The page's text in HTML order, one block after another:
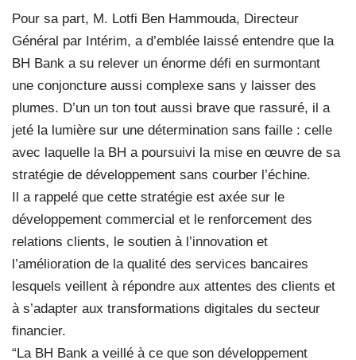
Pour sa part, M. Lotfi Ben Hammouda, Directeur
Général par Intérim, a d’emblée laissé entendre que la
BH Bank a su relever un énorme défi en surmontant
une conjoncture aussi complexe sans y laisser des
plumes. D’un un ton tout aussi brave que rassuré, il a
jeté la lumière sur une détermination sans faille : celle
avec laquelle la BH a poursuivi la mise en œuvre de sa
stratégie de développement sans courber l’échine.
Il a rappelé que cette stratégie est axée sur le
développement commercial et le renforcement des
relations clients, le soutien à l’innovation et
l’amélioration de la qualité des services bancaires
lesquels veillent à répondre aux attentes des clients et
à s’adapter aux transformations digitales du secteur
financier.
“La BH Bank a veillé à ce que son développement